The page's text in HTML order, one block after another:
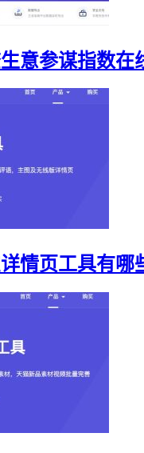
意参谋指数在
情页工具有哪